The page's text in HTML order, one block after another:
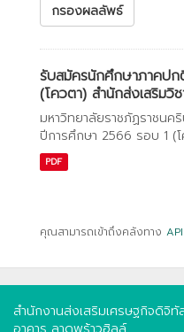
กรองผลลัพธ์
รับสมัครนักศึกษาภาคป
(โควตา) สำนักส่งเสริมวิช
มหาวิทยาลัยราชภัฏราชน
ปีการศึกษา 2566 รอบ 1 (
PDF
คุณสามารถเข้าถึงคลังทาง API
สำนักงานส่งเสริมเศรษฐกิจดิจิ